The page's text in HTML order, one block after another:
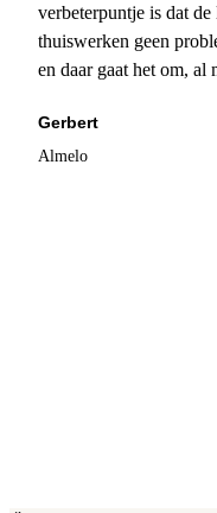
verbeterpuntje is dat
thuiswerken geen
en daar gaat het om, al
Gerbert
Almelo